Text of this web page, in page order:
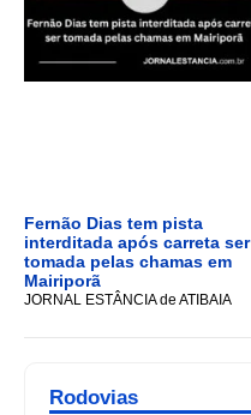
Fernão Dias tem pista
interditada após carreta ser
tomada pelas chamas em
Mairiporã
JORNAL ESTÂNCIA de ATIBAIA
Rodovias